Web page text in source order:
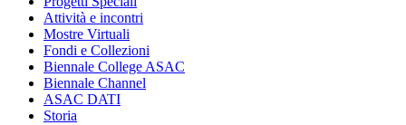
Attività e incontri
Mostre Virtuali
Fondi e Collezioni
Biennale College ASAC
Biennale Channel
ASAC DATI
Storia